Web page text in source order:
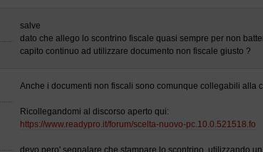
salve
dato che allego lo scontrino fiscale quasi sempre per non
capito continuo ad utilizzare documento non fiscale giusto ?
Anche i documenti non fiscali sono comunque collegabili alla
Ricollegandomi al discorso aperto qui:
https://www.readypro.it/forum/scelta-nuovo-pc.10.0.521518.fo
devo pero' segnalare che stampare lo scontrino, utilizzando